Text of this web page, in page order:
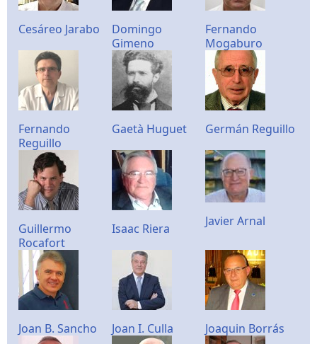
Cesáreo Jarabo
Domingo
Gimeno
Fernando
Mogaburo
Fernando
Reguillo
Gaetà Huguet Germán Reguillo
Guillermo
Rocafort
Isaac Riera Javier Arnal
Joan B. Sancho Joan I. Culla Joaquin Borrás